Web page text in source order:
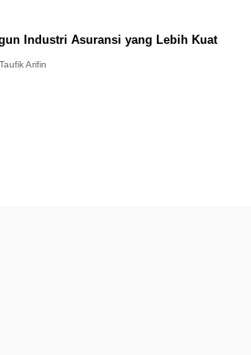
Industri Asuransi yang Lebih Kuat
Arifin